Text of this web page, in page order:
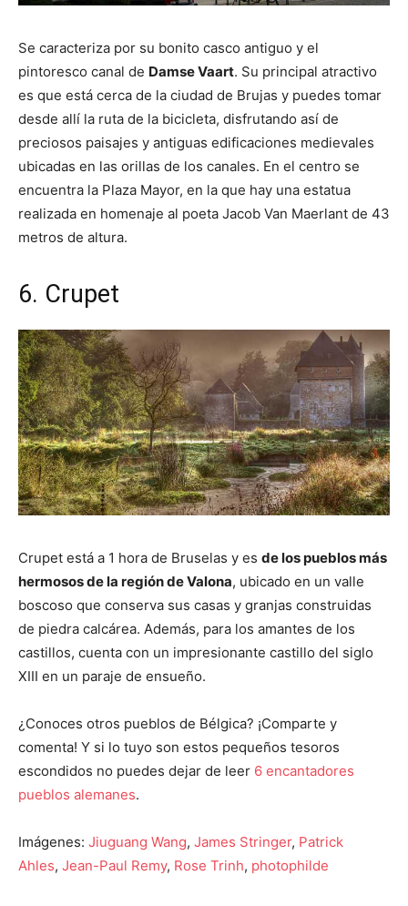
Se caracteriza por su bonito casco antiguo y el
pintoresco canal de Damse Vaart. Su principal atractivo
es que está cerca de la ciudad de Brujas y puedes tomar
desde allí la ruta de la bicicleta, disfrutando así de
preciosos paisajes y antiguas edificaciones medievales
ubicadas en las orillas de los canales. En el centro se
encuentra la Plaza Mayor, en la que hay una estatua
realizada en homenaje al poeta Jacob Van Maerlant de 43
metros de altura.
6. Crupet
Crupet está a 1 hora de Bruselas y es de los pueblos más
hermosos de la región de Valona, ubicado en un valle
boscoso que conserva sus casas y granjas construidas
de piedra calcárea. Además, para los amantes de los
castillos, cuenta con un impresionante castillo del siglo
XIII en un paraje de ensueño.
¿Conoces otros pueblos de Bélgica? ¡Comparte y
comenta! Y si lo tuyo son estos pequeños tesoros
escondidos no puedes dejar de leer 6 encantadores
pueblos alemanes.
Imágenes: Jiuguang Wang, James Stringer, Patrick
Ahles, Jean-Paul Remy, Rose Trinh, photophilde